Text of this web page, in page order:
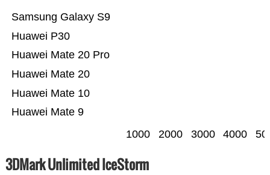
Huawei Mate 9
Huawei Mate 10
Huawei Mate 20
Huawei Mate 20 Pro
Huawei P30
Samsung Galaxy S9
1000 2000 3000 4000
3DMark Unlimited IceStorm